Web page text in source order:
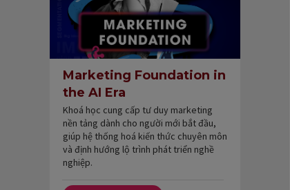
Khoá học cung cấp tư duy marketing
nền tảng dành cho người mới bắt đầu,
giúp hệ thống hoá kiến thức chuyên môn
và định hướng lộ trình phát triển nghề
nghiệp.
Marketing Foundation in
the AI Era